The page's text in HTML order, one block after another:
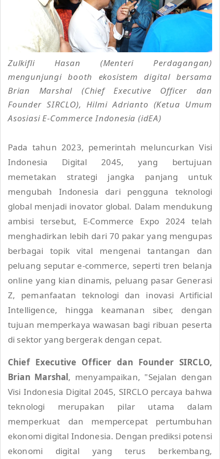
Zulkifli Hasan (Menteri Perdagangan)
mengunjungi booth ekosistem digital bersama
Brian Marshal (Chief Executive Officer dan
Founder SIRCLO), Hilmi Adrianto (Ketua Umum
Asosiasi E-Commerce Indonesia (idEA)
Pada tahun 2023, pemerintah meluncurkan Visi
Indonesia Digital 2045, yang bertujuan
memetakan strategi jangka panjang untuk
mengubah Indonesia dari pengguna teknologi
global menjadi inovator global. Dalam mendukung
ambisi tersebut, E-Commerce Expo 2024 telah
menghadirkan lebih dari 70 pakar yang mengupas
berbagai topik vital mengenai tantangan dan
peluang seputar e-commerce, seperti tren belanja
online yang kian dinamis, peluang pasar Generasi
Z, pemanfaatan teknologi dan inovasi Artificial
Intelligence, hingga keamanan siber, dengan
tujuan memperkaya wawasan bagi ribuan peserta
di sektor yang bergerak dengan cepat.
Chief Executive Officer dan Founder SIRCLO,
Brian Marshal, menyampaikan, "Sejalan dengan
Visi Indonesia Digital 2045, SIRCLO percaya bahwa
teknologi merupakan pilar utama dalam
memperkuat dan mempercepat pertumbuhan
ekonomi digital Indonesia. Dengan prediksi potensi
ekonomi digital yang terus berkembang,